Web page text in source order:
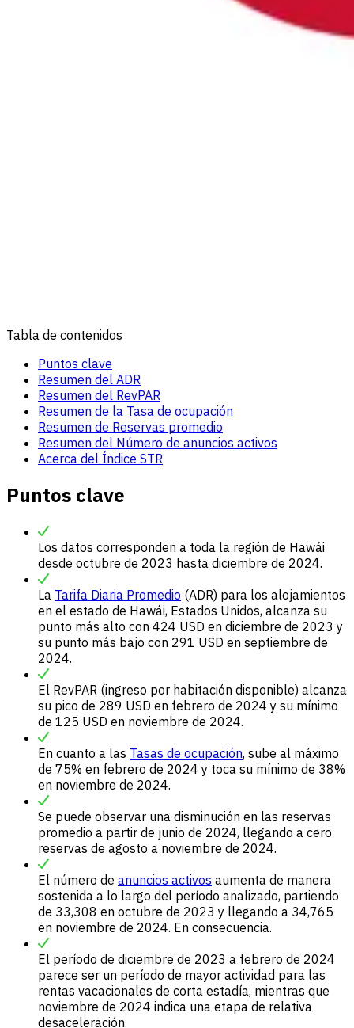
Tabla de contenidos
Puntos clave
Resumen del ADR
Resumen del RevPAR
Resumen de la Tasa de ocupación
Resumen de Reservas promedio
Resumen del Número de anuncios activos
Acerca del Índice STR
Puntos clave
Los datos corresponden a toda la región de Hawái
desde octubre de 2023 hasta diciembre de 2024.
La Tarifa Diaria Promedio (ADR) para los alojamientos
en el estado de Hawái, Estados Unidos, alcanza su
punto más alto con 424 USD en diciembre de 2023 y
su punto más bajo con 291 USD en septiembre de
2024.
El RevPAR (ingreso por habitación disponible) alcanza
su pico de 289 USD en febrero de 2024 y su mínimo
de 125 USD en noviembre de 2024.
En cuanto a las Tasas de ocupación, sube al máximo
de 75% en febrero de 2024 y toca su mínimo de 38%
en noviembre de 2024.
Se puede observar una disminución en las reservas
promedio a partir de junio de 2024, llegando a cero
reservas de agosto a noviembre de 2024.
El número de anuncios activos aumenta de manera
sostenida a lo largo del período analizado, partiendo
de 33,308 en octubre de 2023 y llegando a 34,765
en noviembre de 2024. En consecuencia.
El período de diciembre de 2023 a febrero de 2024
parece ser un período de mayor actividad para las
rentas vacacionales de corta estadía, mientras que
noviembre de 2024 indica una etapa de relativa
desaceleración.